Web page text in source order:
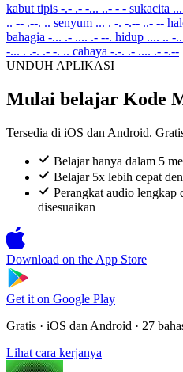
kabut tipis -.- .- -... ..- - - sukacita
.. -- .--. .. senyum ... . -. -.-- ..- --
bahagia -... .- .... .- --. hidup .... .. -
-... . .-. .- -. .. cahaya -.-. .- .... .- -.--
UNDUH APLIKASI
Mulai belajar Kode
Tersedia di iOS dan Android.
Belajar hanya dalam 5
Belajar 5x lebih cepat
Perangkat audio lengkap
disesuaikan
Download on the App Store
Get it on Google Play
Gratis · iOS dan Android · 27
Lihat cara kerjanya